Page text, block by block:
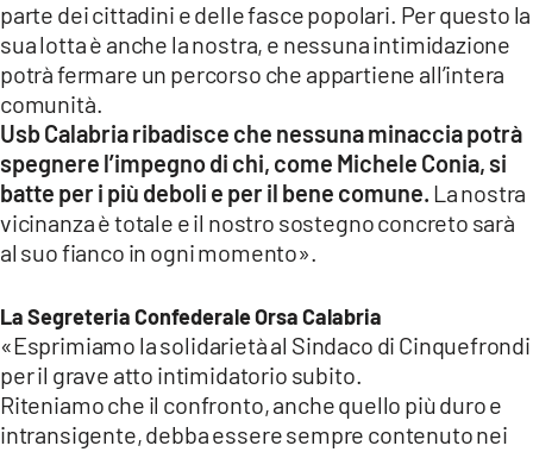
parte dei cittadini e delle fasce popolari. Per questo la
sua lotta è anche la nostra, e nessuna intimidazione
potrà fermare un percorso che appartiene all’intera
comunità.
Usb Calabria ribadisce che nessuna minaccia potrà
spegnere l’impegno di chi, come Michele Conia, si
batte per i più deboli e per il bene comune. La nostra
vicinanza è totale e il nostro sostegno concreto sarà
al suo fianco in ogni momento».
La Segreteria Confederale Orsa Calabria
«Esprimiamo la solidarietà al Sindaco di Cinquefrondi
per il grave atto intimidatorio subito.
Riteniamo che il confronto, anche quello più duro e
intransigente, debba essere sempre contenuto nei